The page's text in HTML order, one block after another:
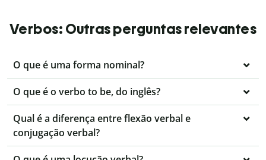
Verbos: Outras perguntas relevantes
O que é uma forma nominal?
O que é o verbo to be, do inglês?
Qual é a diferença entre flexão verbal e
conjugação verbal?